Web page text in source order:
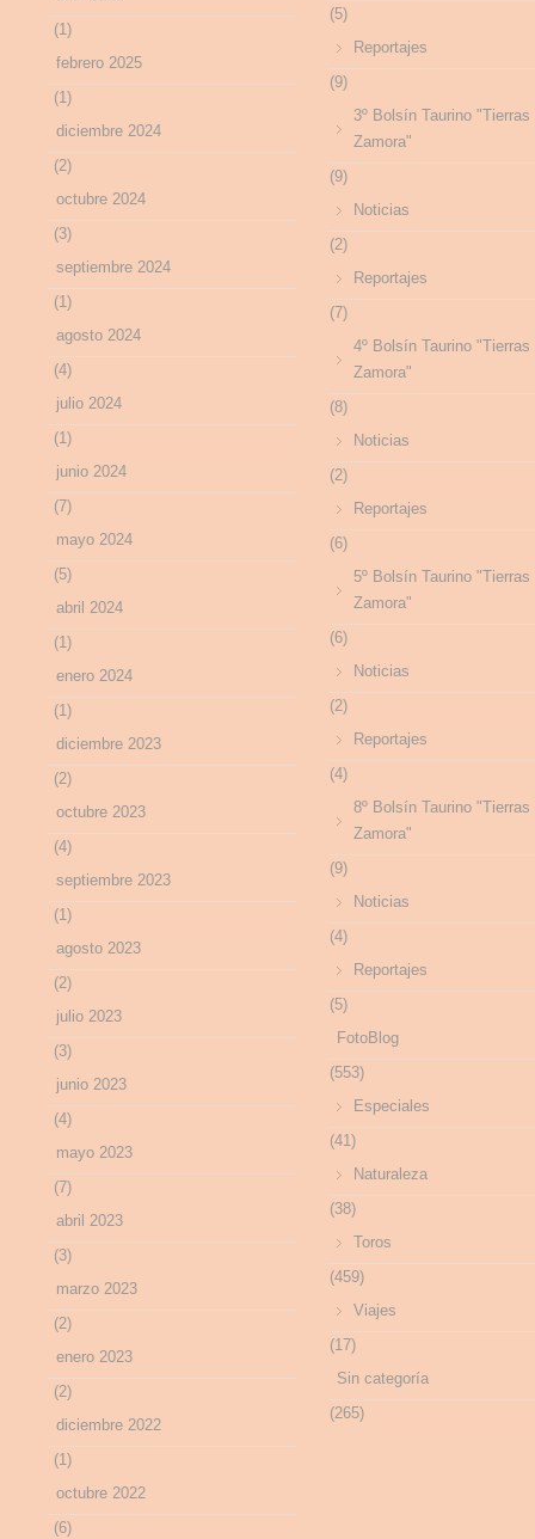
(1)
febrero 2025
(1)
diciembre 2024
(2)
octubre 2024
(3)
septiembre 2024
(1)
agosto 2024
(4)
julio 2024
(1)
junio 2024
(7)
mayo 2024
(5)
abril 2024
(1)
enero 2024
(1)
diciembre 2023
(2)
octubre 2023
(4)
septiembre 2023
(1)
agosto 2023
(2)
julio 2023
(3)
junio 2023
(4)
mayo 2023
(7)
abril 2023
(3)
marzo 2023
(2)
enero 2023
(2)
diciembre 2022
(1)
octubre 2022
(6)
(5)
Reportajes
(9)
3º Bolsín Taurino "Tierras
Zamora"
(9)
Noticias
(2)
Reportajes
(7)
4º Bolsín Taurino "Tierras
Zamora"
(8)
Noticias
(2)
Reportajes
(6)
5º Bolsín Taurino "Tierras
Zamora"
(6)
Noticias
(2)
Reportajes
(4)
8º Bolsín Taurino "Tierras
Zamora"
(9)
Noticias
(4)
Reportajes
(5)
FotoBlog
(553)
Especiales
(41)
Naturaleza
(38)
Toros
(459)
Viajes
(17)
Sin categoría
(265)